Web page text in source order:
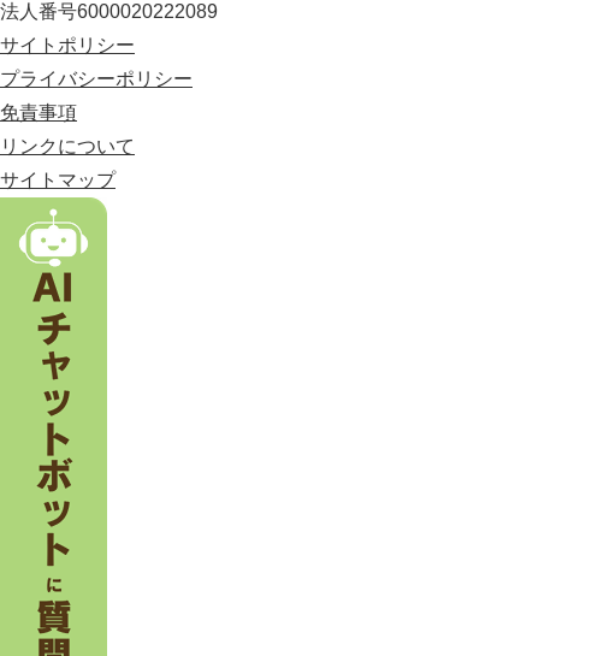
に
位
置
す
る
市
法人番号6000020222089
サイトポリシー
プライバシーポリシー
免責事項
リンクについて
サイトマップ